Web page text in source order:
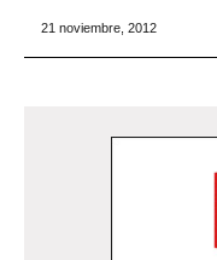
21 noviembre, 2012